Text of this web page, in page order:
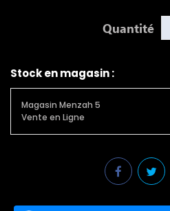
Quantité
Stock en magasin :
Magasin Menzah 5
Vente en Ligne